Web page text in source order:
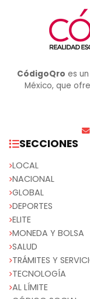
CódigoQro es
México, que
SECCIONES
LOCAL
NACIONAL
GLOBAL
DEPORTES
ELITE
MONEDA Y BOLSA
SALUD
TRÁMITES Y
TECNOLOGÍA
AL LÍMITE